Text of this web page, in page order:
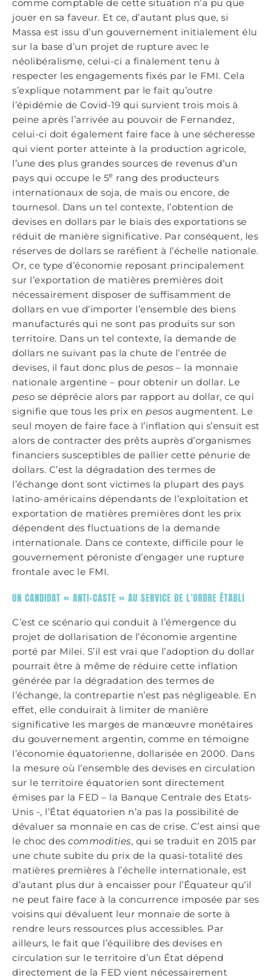
comme comptable de cette situation n’a pu que
jouer en sa faveur. Et ce, d’autant plus que, si
Massa est issu d’un gouvernement initialement élu
sur la base d’un projet de rupture avec le
néolibéralisme, celui-ci a finalement tenu à
respecter les engagements fixés par le FMI. Cela
s’explique notamment par le fait qu’outre
l’épidémie de Covid-19 qui survient trois mois à
peine après l’arrivée au pouvoir de Fernandez,
celui-ci doit également faire face à une sécheresse
qui vient porter atteinte à la production agricole,
l’une des plus grandes sources de revenus d’un
pays qui occupe le 5e rang des producteurs
internationaux de soja, de maïs ou encore, de
tournesol. Dans un tel contexte, l’obtention de
devises en dollars par le biais des exportations se
réduit de manière significative. Par conséquent, les
réserves de dollars se raréfient à l’échelle nationale.
Or, ce type d’économie reposant principalement
sur l’exportation de matières premières doit
nécessairement disposer de suffisamment de
dollars en vue d’importer l’ensemble des biens
manufacturés qui ne sont pas produits sur son
territoire. Dans un tel contexte, la demande de
dollars ne suivant pas la chute de l’entrée de
devises, il faut donc plus de pesos – la monnaie
nationale argentine – pour obtenir un dollar. Le
peso se déprécie alors par rapport au dollar, ce qui
signifie que tous les prix en pesos augmentent. Le
seul moyen de faire face à l’inflation qui s’ensuit est
alors de contracter des prêts auprès d’organismes
financiers susceptibles de pallier cette pénurie de
dollars. C’est la dégradation des termes de
l’échange dont sont victimes la plupart des pays
latino-américains dépendants de l’exploitation et
exportation de matières premières dont les prix
dépendent des fluctuations de la demande
internationale. Dans ce contexte, difficile pour le
gouvernement péroniste d’engager une rupture
frontale avec le FMI.
UN CANDIDAT « ANTI-CASTE » AU SERVICE DE L’ORDRE ÉTABLI
C’est ce scénario qui conduit à l’émergence du
projet de dollarisation de l’économie argentine
porté par Milei. S’il est vrai que l’adoption du dollar
pourrait être à même de réduire cette inflation
générée par la dégradation des termes de
l’échange, la contrepartie n’est pas négligeable. En
effet, elle conduirait à limiter de manière
significative les marges de manœuvre monétaires
du gouvernement argentin, comme en témoigne
l’économie équatorienne, dollarisée en 2000. Dans
la mesure où l’ensemble des devises en circulation
sur le territoire équatorien sont directement
émises par la FED – la Banque Centrale des Etats-
Unis -, l’État équatorien n’a pas la possibilité de
dévaluer sa monnaie en cas de crise. C’est ainsi que
le choc des commodities, qui se traduit en 2015 par
une chute subite du prix de la quasi-totalité des
matières premières à l’échelle internationale, est
d’autant plus dur à encaisser pour l’Équateur qu’il
ne peut faire face à la concurrence imposée par ses
voisins qui dévaluent leur monnaie de sorte à
rendre leurs ressources plus accessibles. Par
ailleurs, le fait que l’équilibre des devises en
circulation sur le territoire d’un État dépend
directement de la FED vient nécessairement